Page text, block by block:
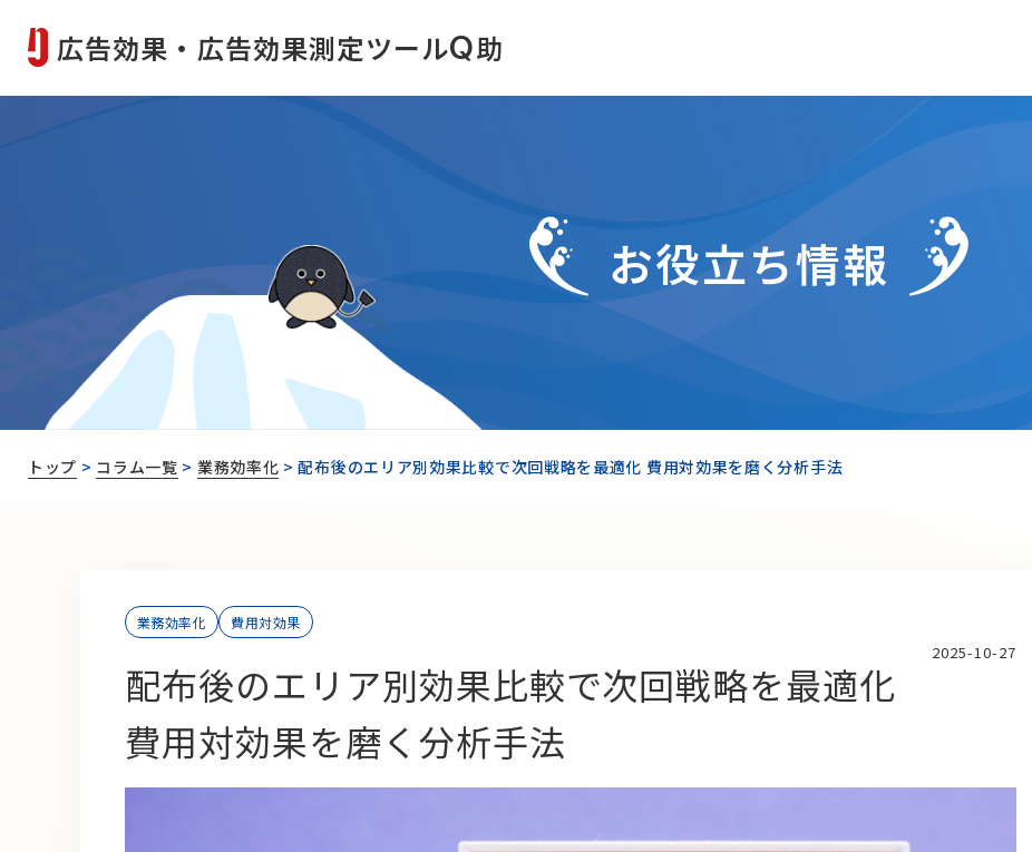
広告効果・広告効果測定ツールQ助
お役立ち情報
トップ > コラム一覧 > 業務効率化 >配布後のエリア別効果比較で次回戦略を最適化 費用対効果を磨く分析手法
業務効率化 費用対効果
2025-10-27
配布後のエリア別効果比較で次回戦略を最適化
費用対効果を磨く分析手法